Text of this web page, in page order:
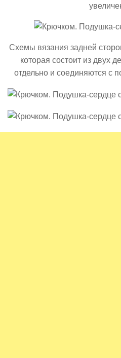
Схемы вязания задней
которая состоит из двух
отдельно и соединяются с